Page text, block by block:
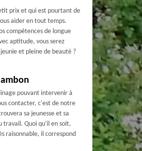
prix et qui est pourtant de
aider en tout temps.
compétences de longue
aptitude, vous serez
et pleine de beauté ?
pouvant intervenir à
contacter, c'est de notre
sa jeunesse et sa
travail. Quoi qu'il en soit,
raisonnable, il correspond